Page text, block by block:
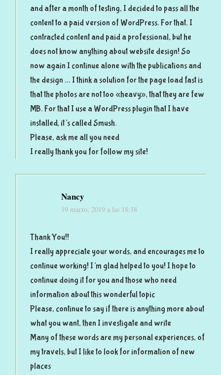
and after a month of testing, I decided to pass all the
content to a paid version of WordPress. For that. I
contracted content and paid a professional, but he
does not know anything about website design! So
now again I continue alone with the publications and
the design … I think a solution for the page load fast is
that the photos are not too «heavy», that they are few
MB. For that I use a WordPress plugin that I have
installed, it’s called Smush.
Please, ask me all you need
I really thank you for follow my site!
Nancy
19 marzo, 2019 a las 18:38
Thank You!!
I really appreciate your words, and encourages me to
continue working! I’m glad helped to you! I hope to
continue doing it for you and those who need
information about this wonderful topic
Please, continue to say if there is anything more about
what you want, then I investigate and write
Many of these words are my personal experiences, of
my travels, but I like to look for information of new
places